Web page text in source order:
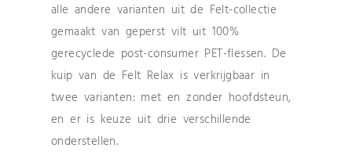
alle andere varianten uit de Felt-collectie
gemaakt van geperst vilt uit 100%
gerecyclede post-consumer PET-flessen. De
kuip van de Felt Relax is verkrijgbaar in
twee varianten: met en zonder hoofdsteun,
en er is keuze uit drie verschillende
onderstellen.